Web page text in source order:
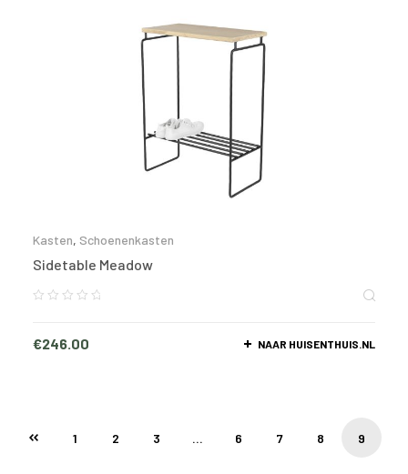
Kasten, Schoenenkasten
Sidetable Meadow
€246.00 NAAR HUISENTHUIS.NL
1 2 3 … 6 7 8 9